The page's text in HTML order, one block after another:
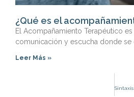
¿Qué es el
El Acompañamiento Terapéutico
comunicación y escucha donde se
Leer Más »